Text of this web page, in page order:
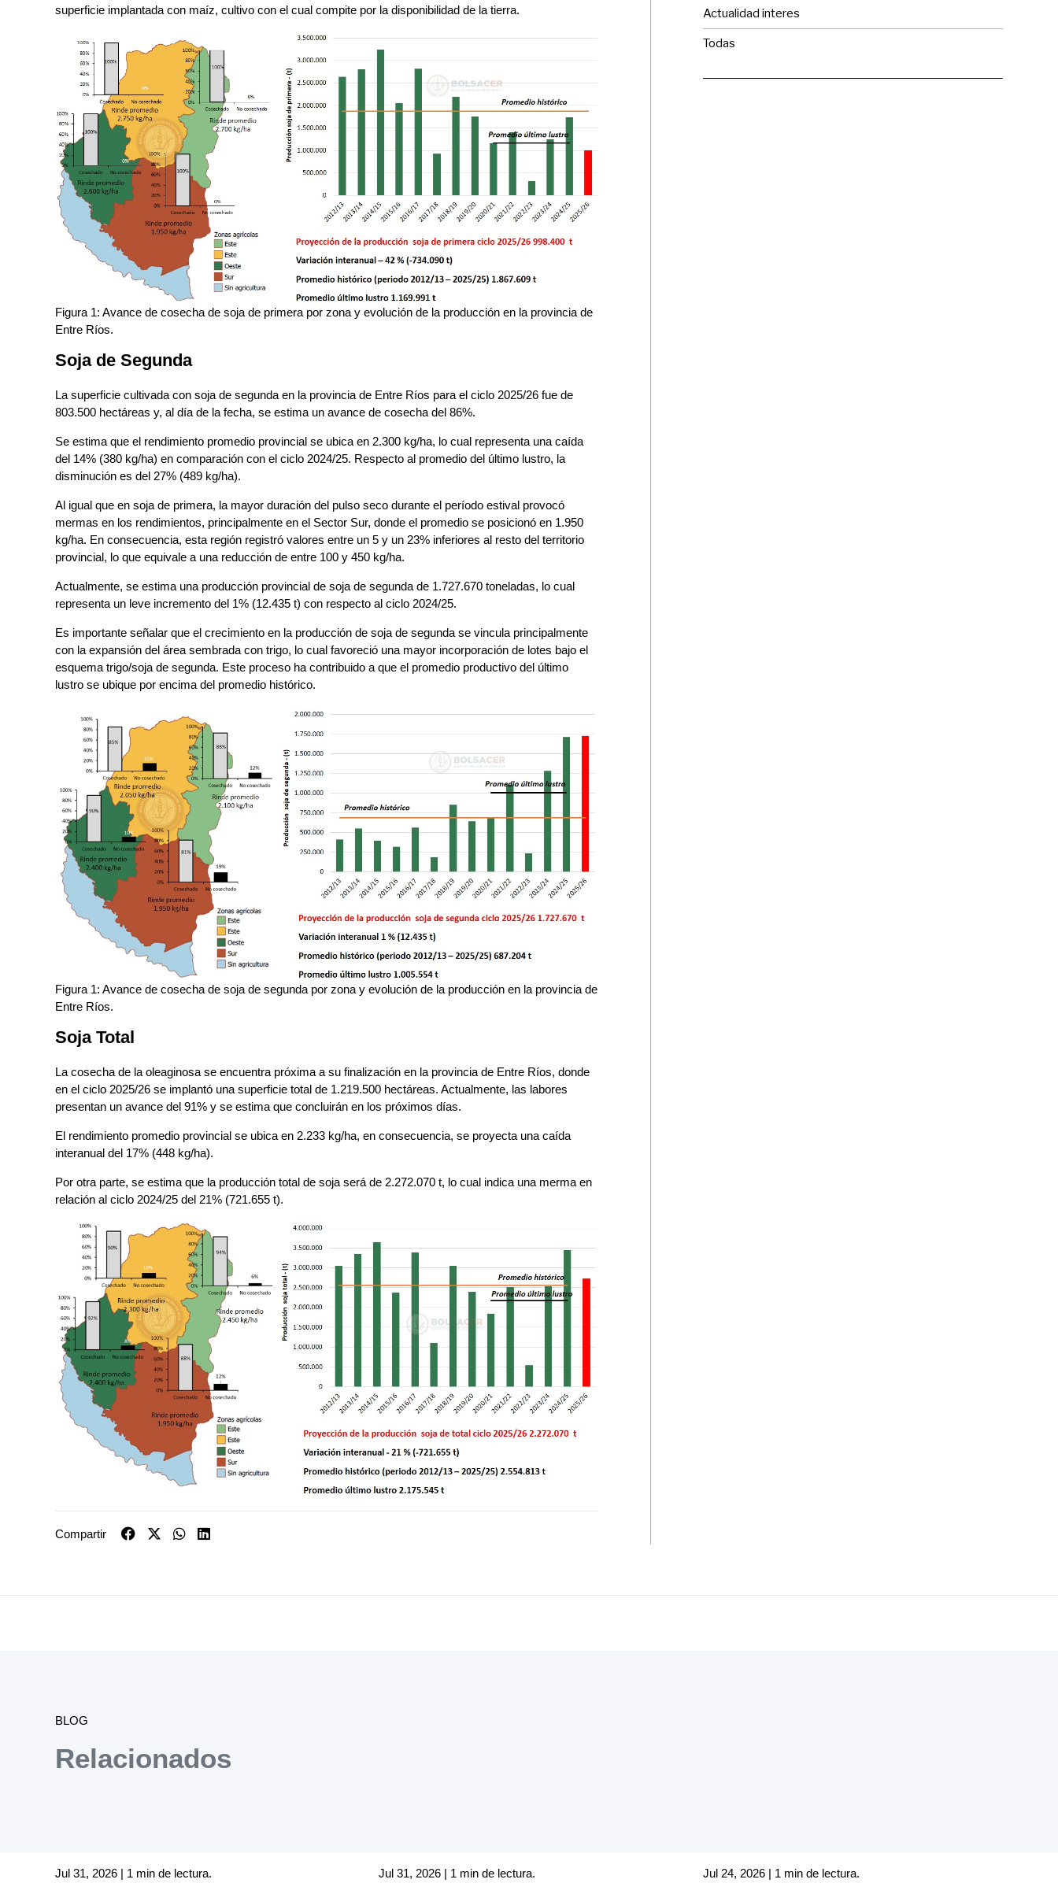
superficie implantada con maíz, cultivo con el cual compite por la disponibilidad de la tierra.
Figura 1: Avance de cosecha de soja de primera por zona y evolución de la producción en la provincia de
Entre Ríos.
Soja de Segunda
La superficie cultivada con soja de segunda en la provincia de Entre Ríos para el ciclo 2025/26 fue de
803.500 hectáreas y, al día de la fecha, se estima un avance de cosecha del 86%.
Se estima que el rendimiento promedio provincial se ubica en 2.300 kg/ha, lo cual representa una caída
del 14% (380 kg/ha) en comparación con el ciclo 2024/25. Respecto al promedio del último lustro, la
disminución es del 27% (489 kg/ha).
Al igual que en soja de primera, la mayor duración del pulso seco durante el período estival provocó
mermas en los rendimientos, principalmente en el Sector Sur, donde el promedio se posicionó en 1.950
kg/ha. En consecuencia, esta región registró valores entre un 5 y un 23% inferiores al resto del territorio
provincial, lo que equivale a una reducción de entre 100 y 450 kg/ha.
Actualmente, se estima una producción provincial de soja de segunda de 1.727.670 toneladas, lo cual
representa un leve incremento del 1% (12.435 t) con respecto al ciclo 2024/25.
Es importante señalar que el crecimiento en la producción de soja de segunda se vincula principalmente
con la expansión del área sembrada con trigo, lo cual favoreció una mayor incorporación de lotes bajo el
esquema trigo/soja de segunda. Este proceso ha contribuido a que el promedio productivo del último
lustro se ubique por encima del promedio histórico.
Figura 1: Avance de cosecha de soja de segunda por zona y evolución de la producción en la provincia de
Entre Ríos.
Soja Total
La cosecha de la oleaginosa se encuentra próxima a su finalización en la provincia de Entre Ríos, donde
en el ciclo 2025/26 se implantó una superficie total de 1.219.500 hectáreas. Actualmente, las labores
presentan un avance del 91% y se estima que concluirán en los próximos días.
El rendimiento promedio provincial se ubica en 2.233 kg/ha, en consecuencia, se proyecta una caída
interanual del 17% (448 kg/ha).
Por otra parte, se estima que la producción total de soja será de 2.272.070 t, lo cual indica una merma en
relación al ciclo 2024/25 del 21% (721.655 t).
Compartir
Actualidad interes
Todas
BLOG
Relacionados
Jul 31, 2026 | 1 min de lectura. Jul 31, 2026 | 1 min de lectura. Jul 24, 2026 | 1 min de lectura.